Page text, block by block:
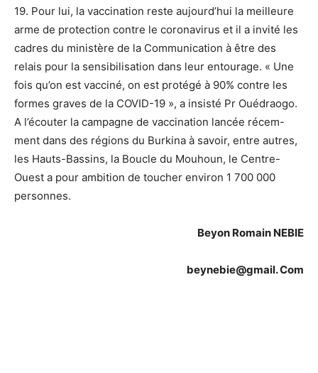
19. Pour lui, la vaccination reste aujourd’hui la meilleure
arme de protection contre le coronavirus et il a invité les
cadres du ministère de la Communication à être des
relais pour la sensibilisation dans leur entourage. « Une
fois qu’on est vacciné, on est protégé à 90% contre les
formes graves de la COVID-19 », a insisté Pr Ouédraogo.
A l’écouter la campagne de vaccination lancée récem-
ment dans des régions du Burkina à savoir, entre autres,
les Hauts-Bassins, la Boucle du Mouhoun, le Centre-
Ouest a pour ambition de toucher environ 1 700 000
personnes.
Beyon Romain NEBIE
beynebie@gmail. Com